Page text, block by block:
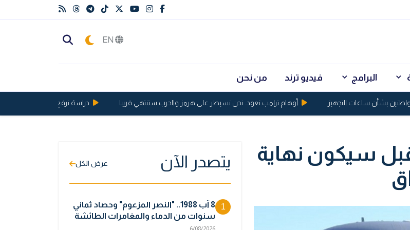
البرامج فيديو ترند من نحن
بشأن ساعات التجهيز أوهام ترامب تعود.. نحن نسيطر على هرمز والحرب ستنتهي قريبا دراسة ترفع الحد الأقصى لعمر الإنسان إلى
سيكون نهاية
يتصدر الآن عرض الكل
1
8 آب 1988.. "النصر المزعوم" وحصاد ثماني
سنوات من الدماء والمغامرات الطائشة
6/08/2026